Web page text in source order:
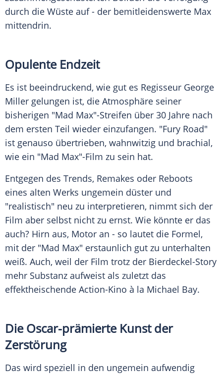
durch die Wüste auf - der bemitleidenswerte Max
mittendrin.
Opulente Endzeit
Es ist beeindruckend, wie gut es Regisseur George
Miller gelungen ist, die Atmosphäre seiner
bisherigen "Mad Max"-Streifen über 30 Jahre nach
dem ersten Teil wieder einzufangen. "Fury Road"
ist genauso übertrieben, wahnwitzig und brachial,
wie ein "Mad Max"-Film zu sein hat.
Entgegen des Trends, Remakes oder Reboots
eines alten Werks ungemein düster und
"realistisch" neu zu interpretieren, nimmt sich der
Film aber selbst nicht zu ernst. Wie könnte er das
auch? Hirn aus, Motor an - so lautet die Formel,
mit der "Mad Max" erstaunlich gut zu unterhalten
weiß. Auch, weil der Film trotz der Bierdeckel-Story
mehr Substanz aufweist als zuletzt das
effektheischende Action-Kino à la Michael Bay.
Die Oscar-prämierte Kunst der
Zerstörung
Das wird speziell in den ungemein aufwendig